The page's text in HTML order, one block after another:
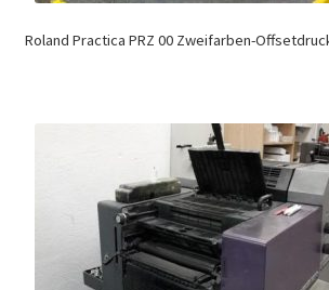
Roland Practica PRZ 00 Zweifarben-